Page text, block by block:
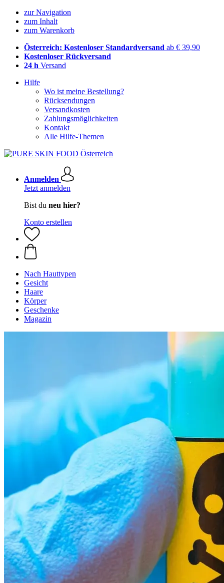
zur Navigation
zum Inhalt
zum Warenkorb
Österreich: Kostenloser Standardversand ab € 39,90
Kostenloser Rückversand
24 h Versand
Hilfe
Wo ist meine Bestellung?
Rücksendungen
Versandkosten
Zahlungsmöglichkeiten
Kontakt
Alle Hilfe-Themen
Anmelden
Jetzt anmelden
Bist du neu hier?
Konto erstellen
Nach Hauttypen
Gesicht
Haare
Körper
Geschenke
Magazin